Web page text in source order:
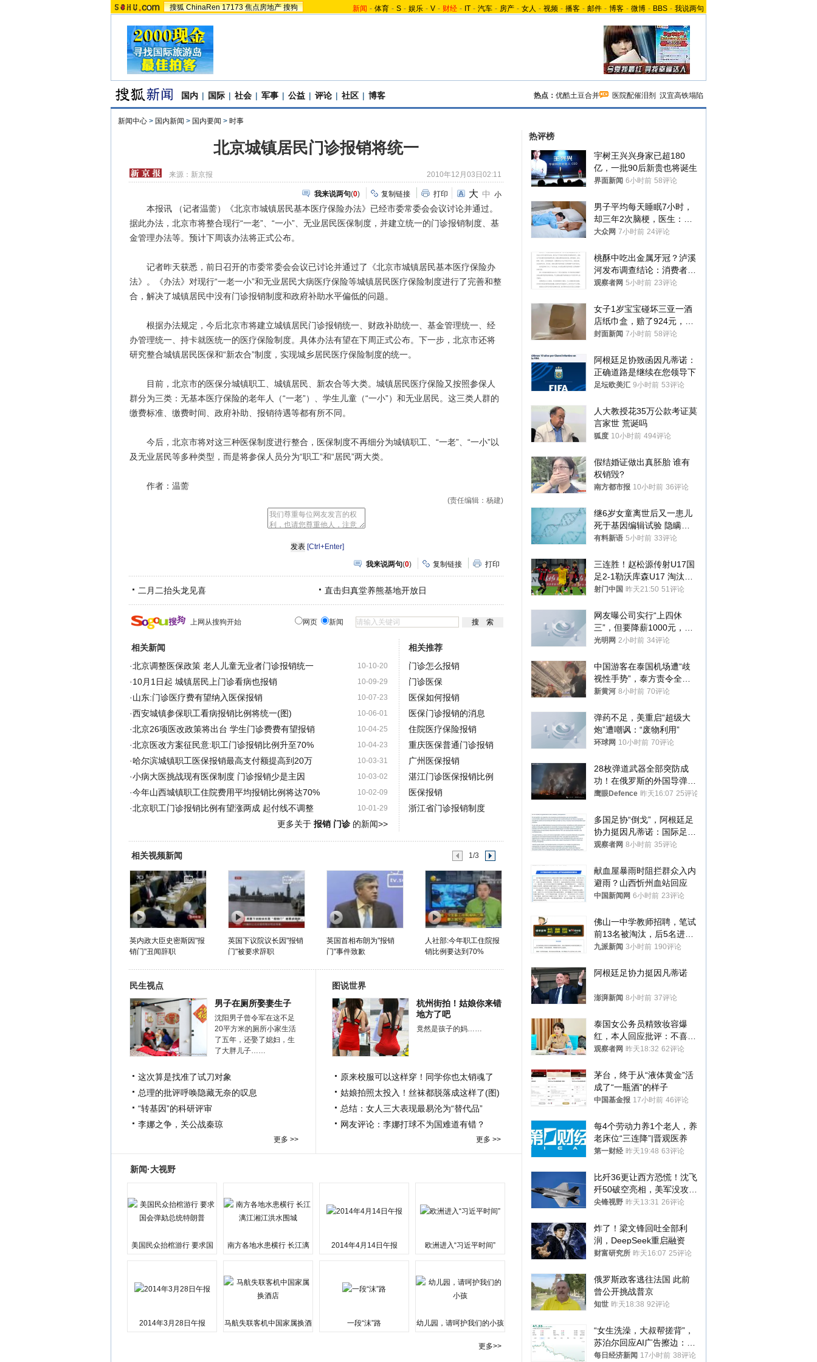
搜狐 ChinaRen 17173 焦点房地产 搜狗 新闻 - 体育 - S - 娱乐 - V - 财经 - IT - 汽车 - 房产 - 女人 - 视频 - 播客 - 邮件 - 博客 - 微博 - BBS - 我说两句
国内 | 国际 | 社会 | 军事 | 公益 | 评论 | 社区 | 博客 热点： 优酷土豆合并 医院配催泪剂 汉宜高铁塌陷
新闻中心 > 国内新闻 > 国内要闻 > 时事
北京城镇居民门诊报销将统一
来源： 新京报 2010年12月03日02:11
我来说两句(0) 复制链接 打印 大 中 小
本报讯 （记者温薷）《北京市城镇居民基本医疗保险办法》已经市委常委会会议讨论并通过。
据此办法，北京市将整合现行“一老”、“一小”、无业居民医保制度，并建立统一的门诊报销制度、基
金管理办法等。预计下周该办法将正式公布。
记者昨天获悉，前日召开的市委常委会会议已讨论并通过了《北京市城镇居民基本医疗保险办
法》。《办法》对现行“一老一小”和无业居民大病医疗保险等城镇居民医疗保险制度进行了完善和整
合，解决了城镇居民中没有门诊报销制度和政府补助水平偏低的问题。
根据办法规定，今后北京市将建立城镇居民门诊报销统一、财政补助统一、基金管理统一、经
办管理统一、持卡就医统一的医疗保险制度。具体办法有望在下周正式公布。下一步，北京市还将
研究整合城镇居民医保和“新农合”制度，实现城乡居民医疗保险制度的统一。
目前，北京市的医保分城镇职工、城镇居民、新农合等大类。城镇居民医疗保险又按照参保人
群分为三类：无基本医疗保险的老年人（“一老”）、学生儿童（“一小”）和无业居民。这三类人群的
缴费标准、缴费时间、政府补助、报销待遇等都有所不同。
今后，北京市将对这三种医保制度进行整合，医保制度不再细分为城镇职工、“一老”、“一小”以
及无业居民等多种类型，而是将参保人员分为“职工”和“居民”两大类。
作者：温薷
(责任编辑：杨建)
[Ctrl+Enter]
我来说两句(0) 复制链接 打印
二月二抬头龙见喜 直击归真堂养熊基地开放日
上网从搜狗开始 网页 新闻
相关新闻
10-10-20
·北京调整医保政策 老人儿童无业者门诊报销统一
10-09-29
·10月1日起 城镇居民上门诊看病也报销
10-07-23
·山东:门诊医疗费有望纳入医保报销
10-06-01
·西安城镇参保职工看病报销比例将统一(图)
10-04-25
·北京26项医改政策将出台 学生门诊费费有望报销
10-04-23
·北京医改方案征民意:职工门诊报销比例升至70%
10-03-31
·哈尔滨城镇职工医保报销最高支付额提高到20万
10-03-02
·小病大医挑战现有医保制度 门诊报销少是主因
10-02-09
·今年山西城镇职工住院费用平均报销比例将达70%
10-01-29
·北京职工门诊报销比例有望涨两成 起付线不调整
更多关于 报销 门诊的新闻>>
相关推荐
门诊怎么报销
门诊医保
医保如何报销
医保门诊报销的消息
住院医疗保险报销
重庆医保普通门诊报销
广州医保报销
湛江门诊医保报销比例
医保报销
浙江省门诊报销制度
相关视频新闻 1/3
英内政大臣史密斯因"报
销门"丑闻辞职
英国下议院议长因"报销
门"被要求辞职
英国首相布朗为"报销
门"事件致歉
人社部:今年职工住院报
销比例要达到70%
民生视点
男子在厕所娶妻生子
沈阳男子曾令军在这不足
20平方米的厕所小家生活
了五年，还娶了媳妇，生
了大胖儿子……
这次算是找准了试刀对象
总理的批评呼唤隐藏无奈的叹息
“转基因”的科研评审
李娜之争，关公战秦琼
更多 >>
图说世界
杭州街拍！姑娘你来错
地方了吧
竟然是孩子的妈……
原来校服可以这样穿！同学你也太销魂了
姑娘拍照太投入！丝袜都脱落成这样了(图)
总结：女人三大表现最易沦为“替代品”
网友评论：李娜打球不为国难道有错？
更多 >>
新闻·大视野
美国民众抬棺游行 要求国
南方各地水患横行 长江漓
2014年4月14日午报 欧洲进入“习近平时间”
2014年3月28日午报
马航失联客机中国家属换酒
一段“沫”路 幼儿园，请呵护我们的小孩
更多>>
热评榜
宇树王兴兴身家已超180
亿，一批90后新贵也将诞生
界面新闻 6小时前 58评论
男子平均每天睡眠7小时，
却三年2次脑梗，医生：这
样睡觉更伤身
大众网 7小时前 24评论
桃酥中吃出金属牙冠？泸溪
河发布调查结论：消费者已
澄清，所发视频情况不属实
观察者网 5小时前 23评论
女子1岁宝宝碰坏三亚一酒
店纸巾盒，赔了924元，发
帖吐槽后酒店退还一半的
封面新闻 7小时前 58评论
阿根廷足协致函因凡蒂诺：
正确道路是继续在您领导下
足坛欧美汇 9小时前 53评论
人大教授花35万公款考证莫
言家世 荒诞吗
狐度 10小时前 494评论
假结婚证做出真胚胎 谁有
权销毁?
南方都市报 10小时前 36评论
继6岁女童离世后又一患儿
死于基因编辑试验 隐瞒一
年才对外披露
有料新语 5小时前 33评论
三连胜！赵松源传射U17国
足2-1勒沃库森U17 淘汰赛
将战河床
射门中国 昨天21:50 51评论
网友曝公司实行“上四休
三”，但要降薪1000元，不
接受只能辞职
光明网 2小时前 34评论
中国游客在泰国机场遭“歧
视性手势”，泰方责令全面
调查，对责任人采取最严厉
新黄河 8小时前 70评论
弹药不足，美重启“超级大
炮”遭嘲讽：“废物利用”
环球网 10小时前 70评论
28枚弹道武器全部突防成
功！在俄罗斯的外国导弹发
射车都是合法打击目标
鹰眼Defence 昨天16:07 25评论
多国足协“倒戈”，阿根廷足
协力挺因凡蒂诺：国际足联
今后应继续在其领导下前行
观察者网 8小时前 35评论
献血屋暴雨时阻拦群众入内
避雨？山西忻州血站回应
中国新闻网 6小时前 23评论
佛山一中学教师招聘，笔试
前13名被淘汰，后5名进体
检，被疑萝卜岗，官方通
九派新闻 3小时前 190评论
阿根廷足协力挺因凡蒂诺
澎湃新闻 8小时前 37评论
泰国女公务员精致妆容爆
红，本人回应批评：不喜欢
就别看
观察者网 昨天18:32 62评论
茅台，终于从“液体黄金”活
成了“一瓶酒”的样子
中国基金报 17小时前 46评论
每4个劳动力养1个老人，养
老床位“三连降”|晋观医养
第一财经 昨天19:48 63评论
比歼36更让西方恐慌！沈飞
歼50破空亮相，美军没攻克
的技术被拿下
尖锋视野 昨天13:31 26评论
炸了！梁文锋回吐全部利
润，DeepSeek重启融资
财富研究所 昨天16:07 25评论
俄罗斯政客逃往法国 此前
曾公开挑战普京
知世 昨天18:38 92评论
“女生洗澡，大叔帮搓背”，
苏泊尔回应AI广告擦边：视
频全下架，已强化内容管理
每日经济新闻 17小时前 38评论